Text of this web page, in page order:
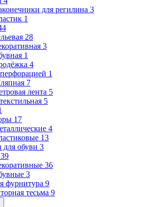
для регилина 3
1
28
3
1
4
1
7
лента 5
5
17
4
13
обуви 3
39
36
3
фурнитура 9
тесьма 9